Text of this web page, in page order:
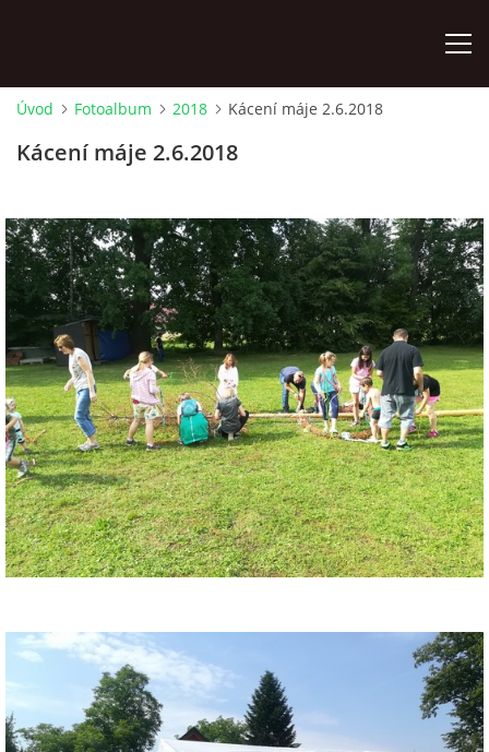
PROBĚHLÉ AKCE
NOVINKY
FOTOALBUM
VIDEA
INTERNÍ SEKCE
Úvod Fotoalbum 2018 Kácení máje 2.6.2018
Kácení máje 2.6.2018